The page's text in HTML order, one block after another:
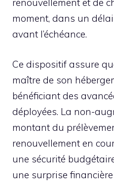
renouvellement et de
moment, dans un
avant l’échéance.
Ce dispositif assure
maître de son
bénéficiant des
déployées. La non-
montant du
renouvellement en
une sécurité
une surprise